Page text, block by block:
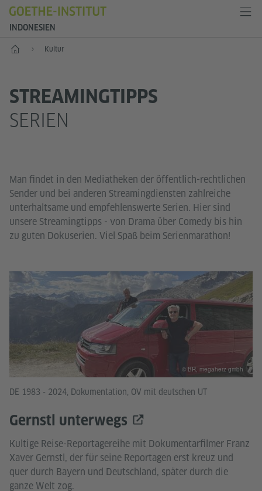
INDONESIEN
Start Kultur
STREAMINGTIPPS
SERIEN
Man findet in den Mediatheken der öffentlich-rechtlichen
Sender und bei anderen Streamingdiensten zahlreiche
unterhaltsame und empfehlenswerte Serien. Hier sind
unsere Streamingtipps - von Drama über Comedy bis hin
zu guten Dokuserien. Viel Spaß beim Serienmarathon!
DE 1983 - 2024, Dokumentation, OV mit deutschen UT
Gernstl unterwegs
Kultige Reise-Reportagereihe mit Dokumentarfilmer Franz
Xaver Gernstl, der für seine Reportagen erst kreuz und
quer durch Bayern und Deutschland, später durch die
ganze Welt zog.
© BR, megaherz gmbh